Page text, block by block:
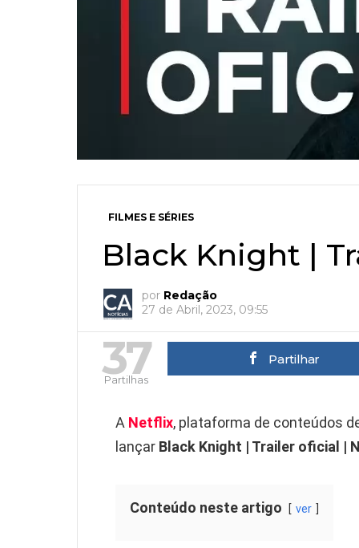
FILMES E SÉRIES
Black Knight |
por Redação
27 de Abril, 2023, 09:55
37
Partilhas
Partilhar
A Netflix, plataforma de conteúdos
lançar Black Knight | Trailer oficial |
Conteúdo neste artigo ver